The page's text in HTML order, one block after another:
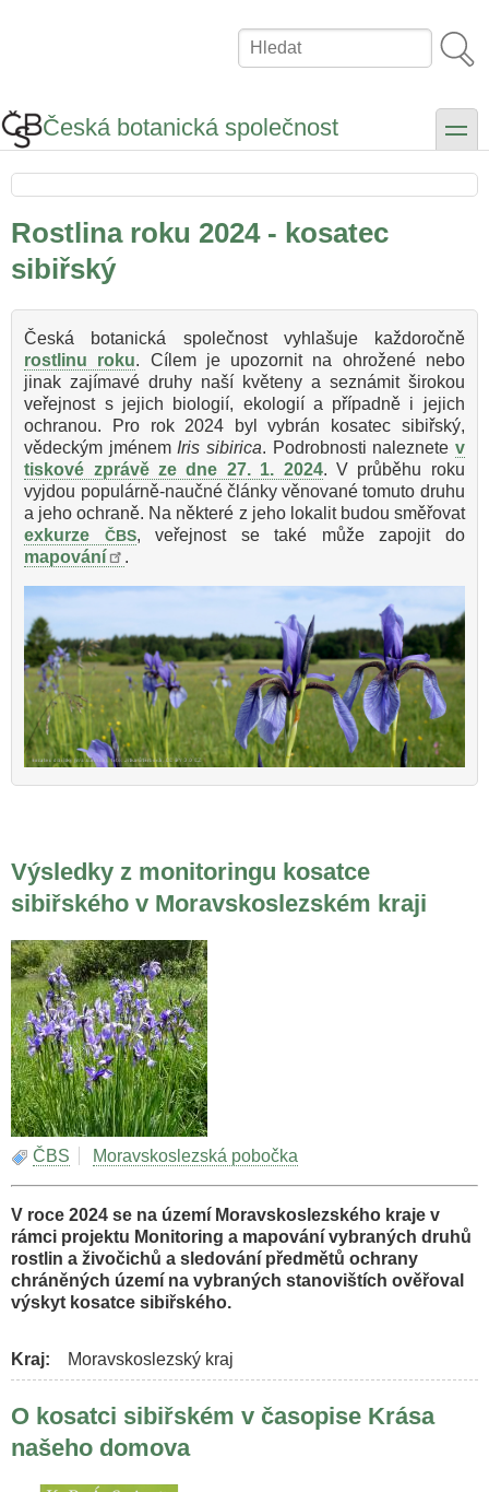
Hledat
Česká botanická společnost toggle
Rostlina roku 2024 - kosatec
sibiřský
Česká botanická společnost vyhlašuje každoročně
rostlinu roku. Cílem je upozornit na ohrožené nebo
jinak zajímavé druhy naší květeny a seznámit širokou
veřejnost s jejich biologií, ekologií a případně i jejich
ochranou. Pro rok 2024 byl vybrán kosatec sibiřský,
vědeckým jménem Iris sibirica. Podrobnosti naleznete v
tiskové zprávě ze dne 27. 1. 2024. V průběhu roku
vyjdou populárně-naučné články věnované tomuto druhu
a jeho ochraně. Na některé z jeho lokalit budou směřovat
exkurze ČBS, veřejnost se také může zapojit do
mapování
.
Výsledky z monitoringu kosatce
sibiřského v Moravskoslezském kraji
ČBS Moravskoslezská pobočka
V roce 2024 se na území Moravskoslezského kraje v
rámci projektu Monitoring a mapování vybraných druhů
rostlin a živočichů a sledování předmětů ochrany
chráněných území na vybraných stanovištích ověřoval
výskyt kosatce sibiřského.
Kraj Moravskoslezský kraj
O kosatci sibiřském v časopise Krása
našeho domova